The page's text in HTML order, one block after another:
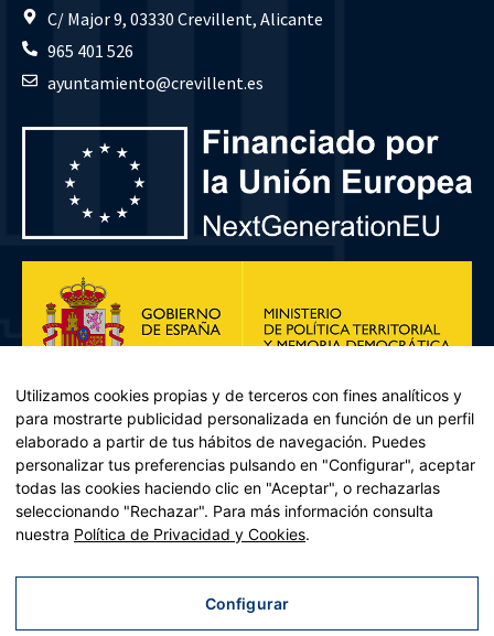
C/ Major 9, 03330 Crevillent, Alicante
965 401 526
ayuntamiento@crevillent.es
Plan de Recuperación, Transformación y Resiliencia – Financiado por
Recuperación y resiliencia, establecido por el Reglamento (UE)
2021/241 del Parlamento Europeo y del Consejo, de 12 de febrero
Utilizamos cookies propias y de terceros con fines analíticos y
para mostrarte publicidad personalizada en función de un perfil
elaborado a partir de tus hábitos de navegación. Puedes
personalizar tus preferencias pulsando en "Configurar", aceptar
todas las cookies haciendo clic en "Aceptar", o rechazarlas
seleccionando "Rechazar". Para más información consulta
nuestra Política de Privacidad y Cookies.
Configurar